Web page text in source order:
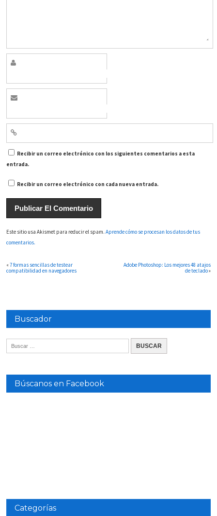
Recibir un correo electrónico con los siguientes comentarios a esta
entrada.
Recibir un correo electrónico con cada nueva entrada.
Este sitio usa Akismet para reducir el spam.Aprende cómo se procesan los datos de tus
comentarios.
«7 formas sencillas de testear
compatibilidad en navegadores
Adobe Photoshop: Los mejores 48 atajos
de teclado»
Buscador
Búscanos en Facebook
Categorías